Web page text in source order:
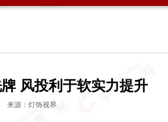
风投利于软实力提升
来源：灯饰视界